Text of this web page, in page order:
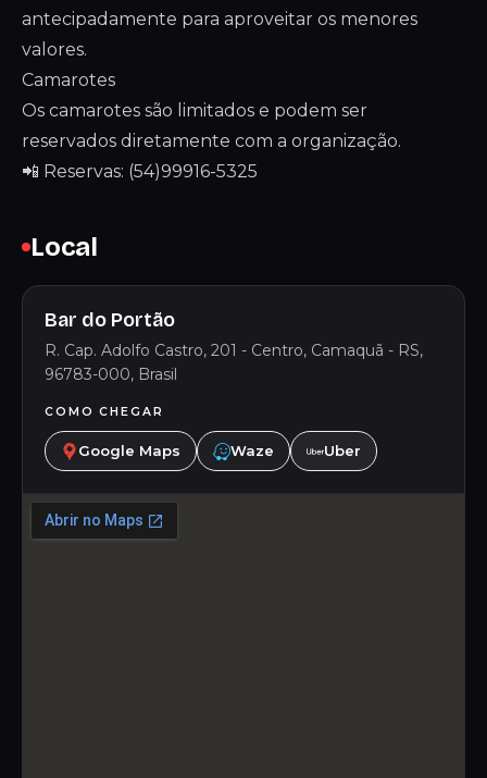
antecipadamente para aproveitar os menores
valores.
Camarotes
Os camarotes são limitados e podem ser
reservados diretamente com a organização.
📲 Reservas: (54)99916-5325
Local
Bar do Portão
R. Cap. Adolfo Castro, 201 - Centro, Camaquã - RS,
96783-000, Brasil
COMO CHEGAR
Google Maps Waze Uber